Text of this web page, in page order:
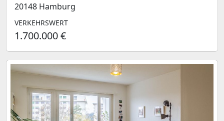
20148 Hamburg
VERKEHRSWERT
1.700.000 €